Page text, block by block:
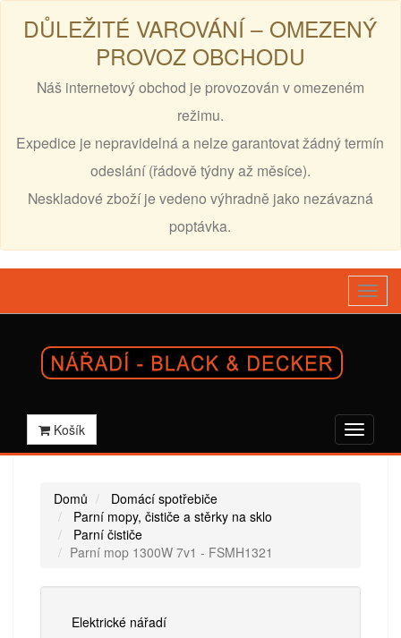
DŮLEŽITÉ VAROVÁNÍ – OMEZENÝ
PROVOZ OBCHODU
Náš internetový obchod je provozován v omezeném
režimu.
Expedice je nepravidelná a nelze garantovat žádný termín
odeslání (řádově týdny až měsíce).
Neskladové zboží je vedeno výhradně jako nezávazná
poptávka.
Košík
Domů
Domácí spotřebiče
Parní mopy, čističe a stěrky na sklo
Parní čističe
Parní mop 1300W 7v1 - FSMH1321
Elektrické nářadí